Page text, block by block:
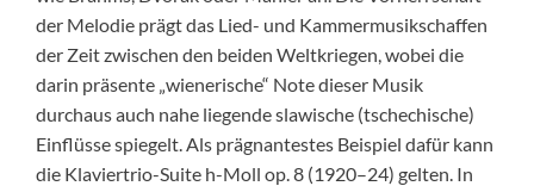
der Melodie prägt das Lied- und Kammermusikschaffen
der Zeit zwischen den beiden Weltkriegen, wobei die
darin präsente „wienerische“ Note dieser Musik
durchaus auch nahe liegende slawische (tschechische)
Einflüsse spiegelt. Als prägnantestes Beispiel dafür kann
die Klaviertrio-Suite h-Moll op. 8 (1920–24) gelten. In